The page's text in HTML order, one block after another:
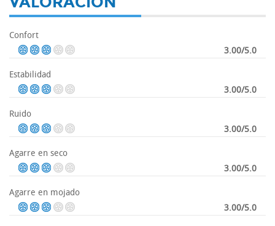
Confort
3.00/5.0
Estabilidad
3.00/5.0
Ruido
3.00/5.0
Agarre en seco
3.00/5.0
Agarre en mojado
3.00/5.0